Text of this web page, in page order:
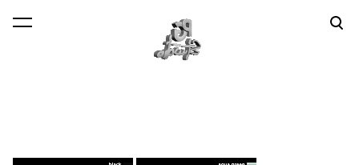
lisati ostukorvi. Vaata ostukorvi